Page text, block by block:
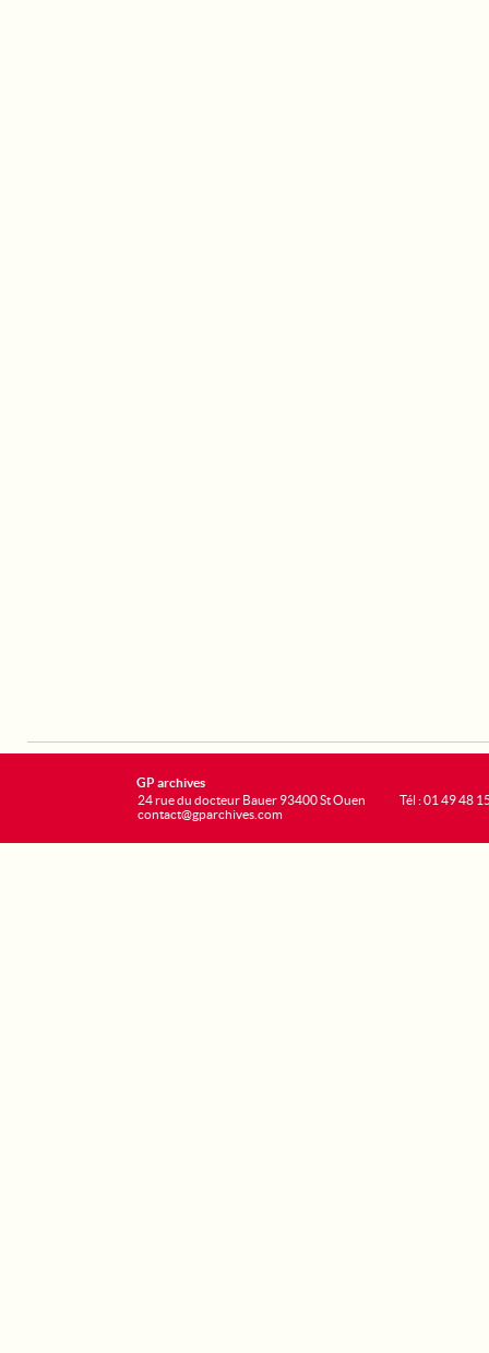
GP archives
24 rue du docteur Bauer 93400 St Ouen
contact@gparchives.com
Tél : 01 49 48